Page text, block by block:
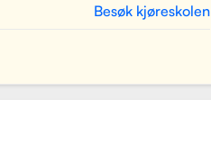
Besøk kjøreskolen